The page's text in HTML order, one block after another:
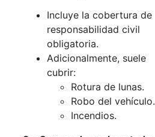
Incluye la cobertura de
responsabilidad civil
obligatoria.
Adicionalmente, suele
cubrir:
Rotura de lunas.
Robo del vehículo.
Incendios.